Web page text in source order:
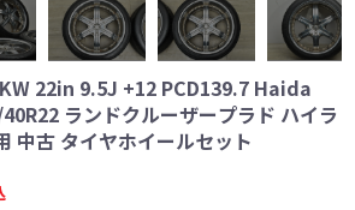
22in 9.5J +12 PCD139.7 Haida
ランドクルーザープラド ハイラ
中古 タイヤホイールセット